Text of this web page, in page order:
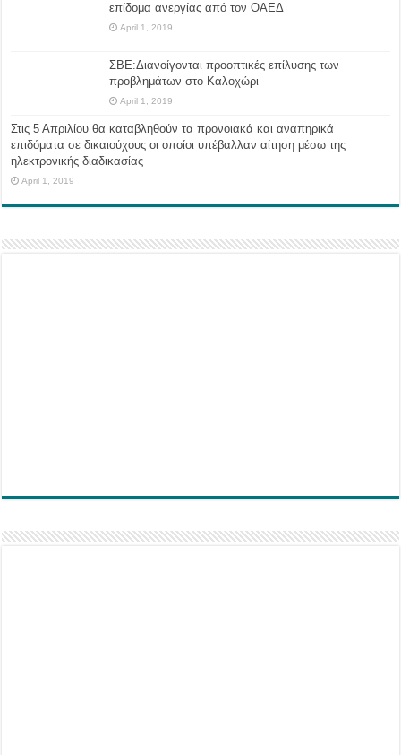
επίδομα ανεργίας από τον ΟΑΕΔ
April 1, 2019
ΣΒΕ:Διανοίγονται προοπτικές επίλυσης των
προβλημάτων στο Καλοχώρι
April 1, 2019
Στις 5 Απριλίου θα καταβληθούν τα προνοιακά και αναπηρικά
επιδόματα σε δικαιούχους οι οποίοι υπέβαλλαν αίτηση μέσω της
ηλεκτρονικής διαδικασίας
April 1, 2019